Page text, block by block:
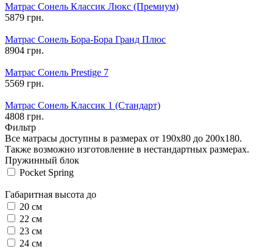
Матрас Сонель Классик Люкс (Премиум)
5879 грн.
Матрас Сонель Бора-Бора Гранд Плюс
8904 грн.
Матрас Сонель Prestige 7
5569 грн.
Матрас Сонель Классик 1 (Стандарт)
4808 грн.
Фильтр
Все матрасы доступны в размерах от 190х80 до 200х180.
Также возможно изготовление в нестандартных размерах.
Пружинный блок
Pocket Spring
Габаритная высота до
20 см
22 см
23 см
24 см